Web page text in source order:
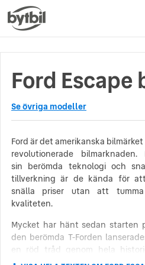
Ford Escape
Se övriga modeller
Ford är det amerikanska bilmärket
revolutionerade bilmarknaden.
sin berömda teknologi och
tillverkning är de kända för
snälla priser utan att
kvaliteten.
Mycket har hänt sedan starten
den berömda T-Forden
en röd tråd genom hela
framkant vad gäller både